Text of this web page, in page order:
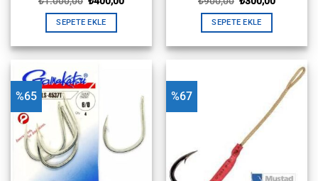
₺1.000,00.
SEPETE EKLE
₺900,00.
SEPETE EKLE
%65 %67